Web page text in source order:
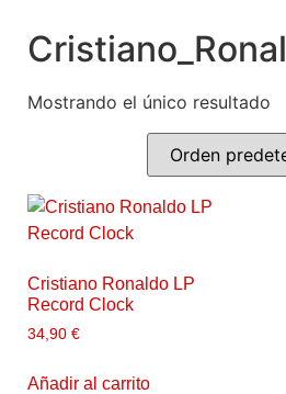
Mostrando el único resultado
Cristiano Ronaldo LP
Record Clock
34,90 €
Añadir al carrito